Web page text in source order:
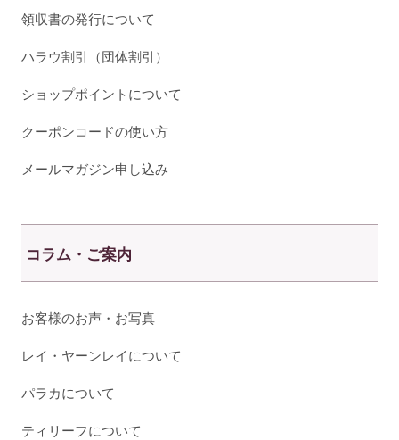
領収書の発行について
ハラウ割引（団体割引）
ショップポイントについて
クーポンコードの使い方
メールマガジン申し込み
コラム・ご案内
お客様のお声・お写真
レイ・ヤーンレイについて
パラカについて
ティリーフについて